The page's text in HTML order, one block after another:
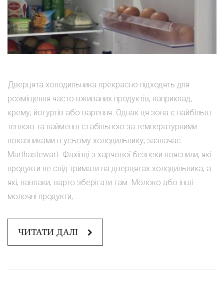
Дверцята холодильника прекрасно підходять для
розміщення часто вживаних продуктів, наприклад,
крему, йогуртів або варення. Однак ця зона є найбільш
теплою та найменш стабільною за температурними
показниками в усьому холодильнику, зазначає
Marthastewart. Фахівці з харчової безпеки пояснили, які
продукти не слід тримати на дверцятах холодильника, а
які, навпаки, варто зберігати там. Молоко або інші
молочні продукти, ...
ЧИТАТИ ДАЛІ